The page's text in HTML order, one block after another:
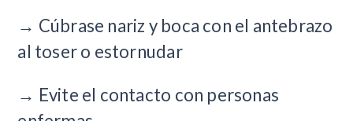
→ Cúbrase nariz y boca con el antebrazo
al toser o estornudar
→ Evite el contacto con personas